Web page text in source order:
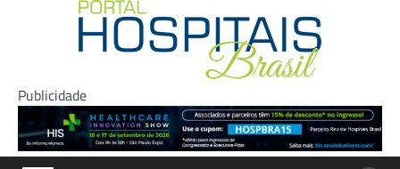
Publicidade